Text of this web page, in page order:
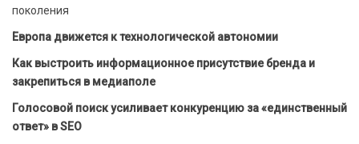
поколения
Европа движется к технологической автономии
Как выстроить информационное присутствие бренда и
закрепиться в медиаполе
Голосовой поиск усиливает конкуренцию за «единственный
ответ» в SEO